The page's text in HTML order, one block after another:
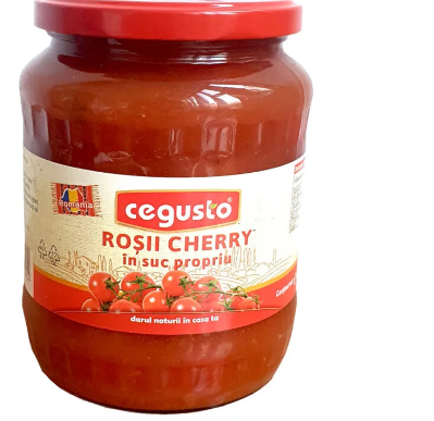
❤ Pune în Wishlist